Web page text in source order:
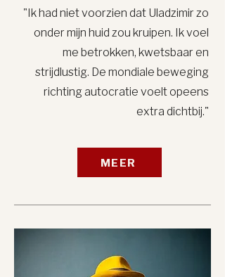
"Ik had niet voorzien dat Uladzimir zo
onder mijn huid zou kruipen. Ik voel
me betrokken, kwetsbaar en
strijdlustig. De mondiale beweging
richting autocratie voelt opeens
extra dichtbij."
MEER